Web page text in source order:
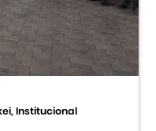
Japonesa
Institucional